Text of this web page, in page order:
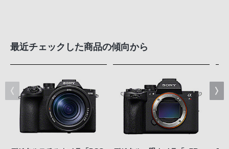
最近チェックした商品の傾向から